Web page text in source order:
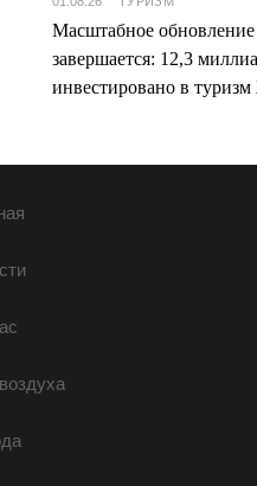
Масштабное
завершается: 12,3
инвестировано в туризм